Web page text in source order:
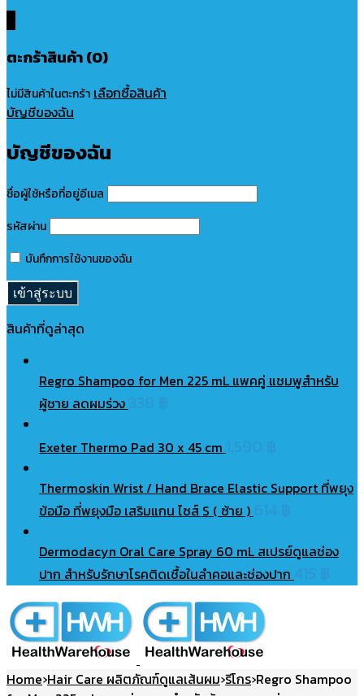
ตะกร้าสินค้า (0)
ไม่มีสินค้าในตะกร้า เลือกซื้อสินค้า
บัญชีของฉัน
บัญชีของฉัน
ชื่อผู้ใช้หรือที่อยู่อีเมล
รหัสผ่าน
บันทึกการใช้งานของฉัน
สินค้าที่ดูล่าสุด
Regro Shampoo for Men 225 mL แพคคู่ แชมพูสำหรับ
ผู้ชาย ลดผมร่วง
Exeter Thermo Pad 30 x 45 cm
Thermoskin Wrist / Hand Brace Elastic Support ที่พยุง
ข้อมือ ที่พยุงมือ เสริมแกน ไซส์ S ( ซ้าย )
Dermodacyn Oral Care Spray 60 mL สเปรย์ดูแลช่อง
ปาก สำหรับรักษาโรคติดเชื้อในลำคอและช่องปาก
Home›Hair Care ผลิตภัณฑ์ดูแลเส้นผม›รีโกร›Regro Shampoo